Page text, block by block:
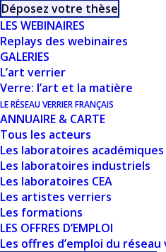
Déposez votre thèse
LES WEBINAIRES
Replays des webinaires
GALERIES
L’art verrier
Verre: l’art et la matière
LE RÉSEAU VERRIER FRANÇAIS
ANNUAIRE & CARTE
Tous les acteurs
Les laboratoires académiques
Les laboratoires industriels
Les laboratoires CEA
Les artistes verriers
Les formations
LES OFFRES D’EMPLOI
Les offres d’emploi du
télécommunication,
histoire…). Elles se
ambiance informelle
questions et débats
présentation de
communications par
des jeunes chercheurs.